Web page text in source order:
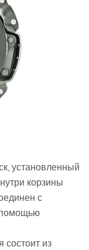
установленный
корзины
с
состоит из